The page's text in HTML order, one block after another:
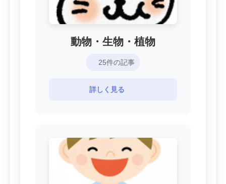
動物・生物・植物
25件の記事
詳しく見る